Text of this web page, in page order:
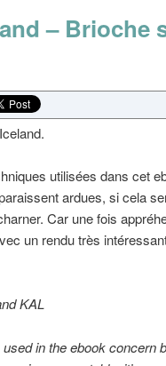
– Brioche
utilisées dans cet
ardues, si cela
Car une fois
un rendu très
KAL
inthe ebookconcern